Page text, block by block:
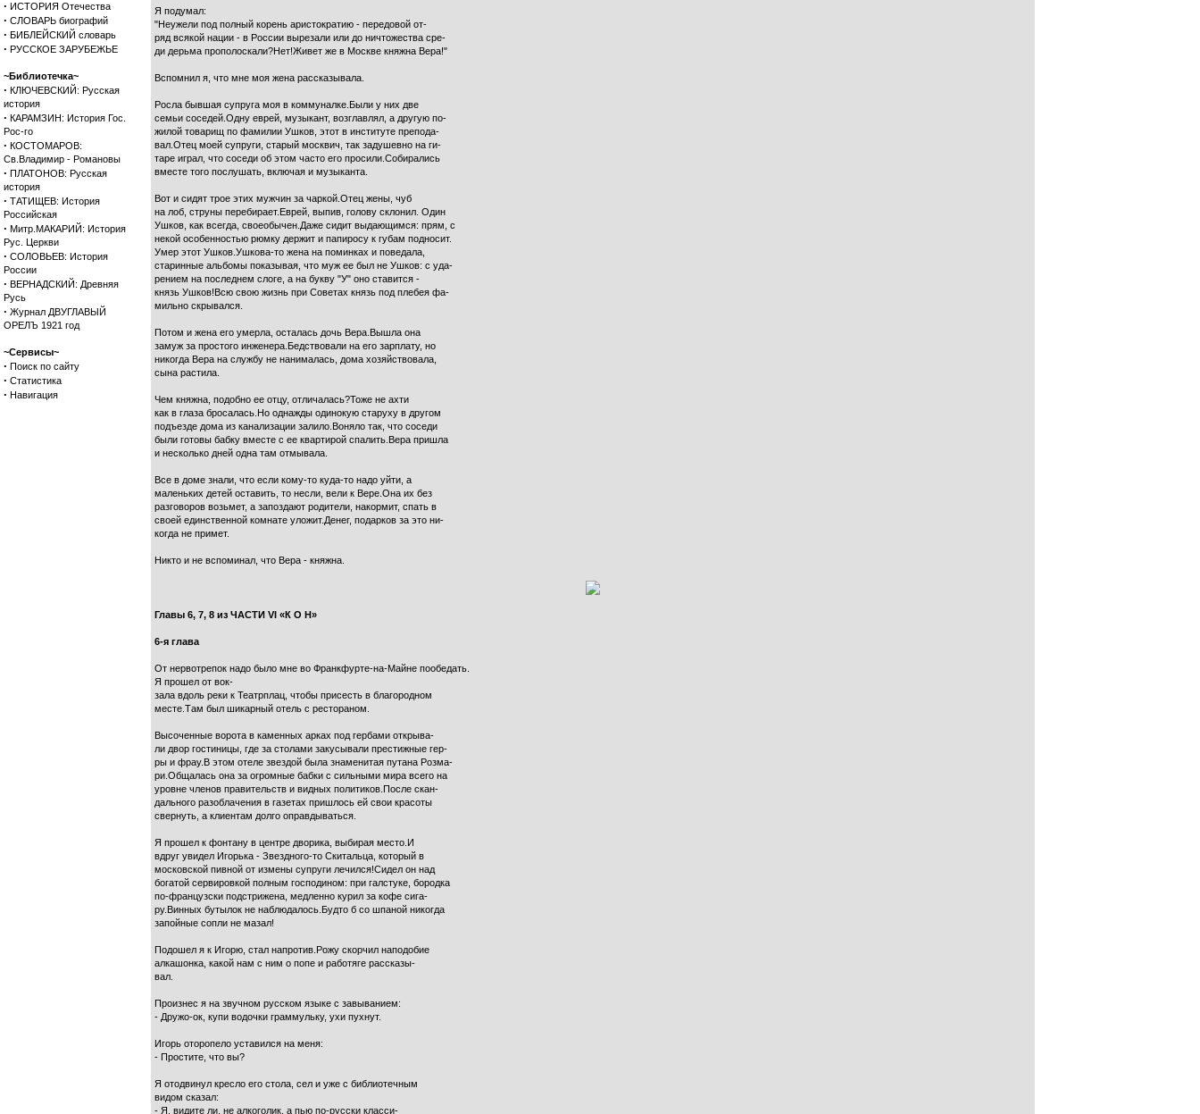
· ИСТОРИЯ Отечества
· СЛОВАРЬ биографий
· БИБЛЕЙСКИЙ словарь
· РУССКОЕ ЗАРУБЕЖЬЕ
~Библиотечка~
· КЛЮЧЕВСКИЙ: Русская
история
· КАРАМЗИН: История Гос.
Рос-го
· КОСТОМАРОВ:
Св.Владимир - Романовы
· ПЛАТОНОВ: Русская
история
· ТАТИЩЕВ: История
Российская
· Митр.МАКАРИЙ: История
Рус. Церкви
· СОЛОВЬЕВ: История
России
· ВЕРНАДСКИЙ: Древняя
Русь
· Журнал ДВУГЛАВЫЙ
ОРЕЛЪ 1921 год
~Сервисы~
· Поиск по сайту
· Статистика
· Навигация
Я подумал:
"Неужели под полный корень аристократию - передовой от-
ряд всякой нации - в России вырезали или до ничтожества сре-
ди дерьма прополоскали?Нет!Живет же в Москве княжна Вера!"
Вспомнил я, что мне моя жена рассказывала.
Росла бывшая супруга моя в коммуналке.Были у них две
семьи соседей.Одну еврей, музыкант, возглавлял, а другую по-
жилой товарищ по фамилии Ушков, этот в институте препода-
вал.Отец моей супруги, старый москвич, так задушевно на ги-
таре играл, что соседи об этом часто его просили.Собирались
вместе того послушать, включая и музыканта.
Вот и сидят трое этих мужчин за чаркой.Отец жены, чуб
на лоб, струны перебирает.Еврей, выпив, голову склонил. Один
Ушков, как всегда, своеобычен.Даже сидит выдающимся: прям, с
некой особенностью рюмку держит и папиросу к губам подносит.
Умер этот Ушков.Ушкова-то жена на поминках и поведала,
старинные альбомы показывая, что муж ее был не Ушков: с уда-
рением на последнем слоге, а на букву "У" оно ставится -
князь Ушков!Всю свою жизнь при Советах князь под плебея фа-
мильно скрывался.
Потом и жена его умерла, осталась дочь Вера.Вышла она
замуж за простого инженера.Бедствовали на его зарплату, но
никогда Вера на службу не нанималась, дома хозяйствовала,
сына растила.
Чем княжна, подобно ее отцу, отличалась?Тоже не ахти
как в глаза бросалась.Но однажды одинокую старуху в другом
подъезде дома из канализации залило.Воняло так, что соседи
были готовы бабку вместе с ее квартирой спалить.Вера пришла
и несколько дней одна там отмывала.
Все в доме знали, что если кому-то куда-то надо уйти, а
маленьких детей оставить, то несли, вели к Вере.Она их без
разговоров возьмет, а запоздают родители, накормит, спать в
своей единственной комнате уложит.Денег, подарков за это ни-
когда не примет.
Никто и не вспоминал, что Вера - княжна.
Главы 6, 7, 8 из ЧАСТИ VI «К О Н»
6-я глава
От нервотрепок надо было мне во Франкфурте-на-Майне пообедать.
Я прошел от вок-
зала вдоль реки к Театрплац, чтобы присесть в благородном
месте.Там был шикарный отель с рестораном.
Высоченные ворота в каменных арках под гербами открыва-
ли двор гостиницы, где за столами закусывали престижные гер-
ры и фрау.В этом отеле звездой была знаменитая путана Розма-
ри.Общалась она за огромные бабки с сильными мира всего на
уровне членов правительств и видных политиков.После скан-
дального разоблачения в газетах пришлось ей свои красоты
свернуть, а клиентам долго оправдываться.
Я прошел к фонтану в центре дворика, выбирая место.И
вдруг увидел Игорька - Звездного-то Скитальца, который в
московской пивной от измены супруги лечился!Сидел он над
богатой сервировкой полным господином: при галстуке, бородка
по-французски подстрижена, медленно курил за кофе сига-
ру.Винных бутылок не наблюдалось.Будто б со шпаной никогда
запойные сопли не мазал!
Подошел я к Игорю, стал напротив.Рожу скорчил наподобие
алкашонка, какой нам с ним о попе и работяге рассказы-
вал.
Произнес я на звучном русском языке с завыванием:
- Дружо-ок, купи водочки граммульку, ухи пухнут.
Игорь оторопело уставился на меня:
- Простите, что вы?
Я отодвинул кресло его стола, сел и уже с библиотечным
видом сказал:
- Я, видите ли, не алкоголик, а пью по-русски класси-